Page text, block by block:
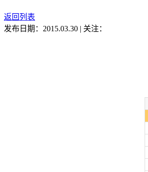
返回列表
发布日期：2015.03.30 | 关注：